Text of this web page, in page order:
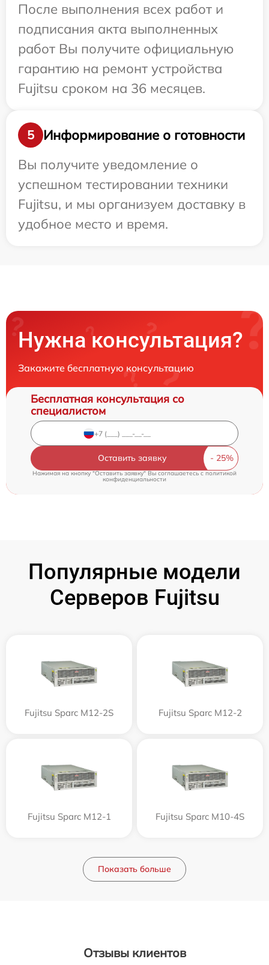
После выполнения всех работ и
подписания акта выполненных
работ Вы получите официальную
гарантию на ремонт устройства
Fujitsu сроком на 36 месяцев.
5
Информирование о готовности
Вы получите уведомление о
успешном тестировании техники
Fujitsu, и мы организуем доставку в
удобное место и время.
Нужна консультация?
Закажите бесплатную консультацию
Бесплатная консультация со
специалистом
Оставить заявку
Нажимая на кнопку "Оставить заявку" Вы соглашаетесь cполитикой
конфиденциальности
Популярные модели
Серверов Fujitsu
Fujitsu Sparc M12-2S Fujitsu Sparc M12-2
Fujitsu Sparc M12-1 Fujitsu Sparc M10-4S
Показать больше
Отзывы клиентов